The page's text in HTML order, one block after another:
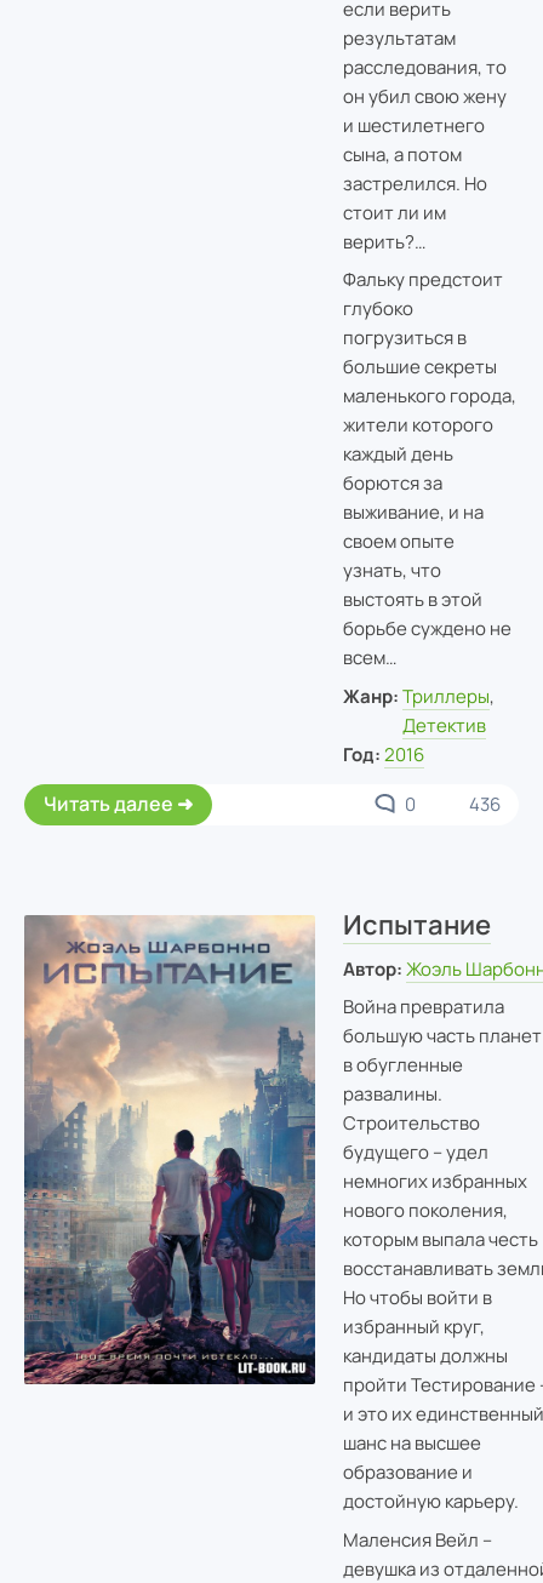
если верить
результатам
расследования, то
он убил свою жену
и шестилетнего
сына, а потом
застрелился. Но
стоит ли им
верить?…
Фальку предстоит
глубоко
погрузиться в
большие секреты
маленького города,
жители которого
каждый день
борются за
выживание, и на
своем опыте
узнать, что
выстоять в этой
борьбе суждено не
всем…
Жанр: Триллеры,
Детектив
Год: 2016
Читать далее 0 436
Испытание
Автор: Жоэль
Война превратила
большую часть
в обугленные
развалины.
Строительство
будущего – удел
немногих избранных
нового поколения,
которым выпала честь
восстанавливать
Но чтобы войти в
избранный круг,
кандидаты должны
пройти Тестирование
и это их единственный
шанс на высшее
образование и
достойную карьеру.
Маленсия Вейл –
девушка из